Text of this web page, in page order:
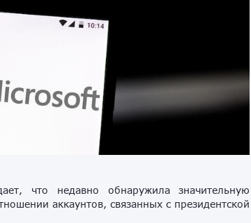
что недавно обнаружила значительную
аккаунтов, связанных с президентской